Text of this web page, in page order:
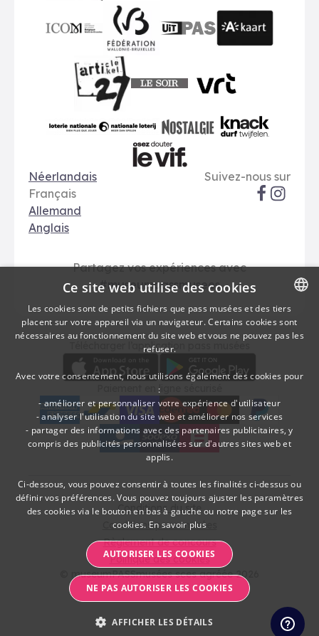
FWB
Art 27
Nostalgie
Options de langue
Néerlandais
Français
Allemand
Anglais
Réseaux
Suivez-nous sur
Partagez vos expériences avec
#museumpassmusees
Télécharger
Télécharger l’application pass musées
Moyens de
Paiement en ligne sécurisé
American Express
bancontact
visa
Edenred
mc
paypal
kbc
Sodexo Cultuurcheques
belfius
© museumPASSmusées sces agréée 2026
Conditions du site
Conditions pass musées
Règlement de concours
Politique des cookies
DUTCH
Ce site web utilise des cookies
Les cookies sont de petits fichiers que pass musées et des tiers
placent sur votre appareil via un navigateur. Certains cookies sont
nécessaires au fonctionnement du site web et vous ne pouvez pas les
refuser.
Avec votre consentement, nous utilisons également des cookies pour
:
- améliorer et personnaliser votre expérience d'utilisateur
- analyser l'utilisation du site web et améliorer nos services
- partager des informations avec des partenaires publicitaires, y
compris des publicités personnalisées sur d'autres sites web et
applis.
Ci-dessous, vous pouvez consentir à toutes les finalités ci-dessus ou
définir vos préférences. Vous pouvez toujours ajuster les paramètres
des cookies via le bouton en bas à gauche ou notre page sur les
cookies. En savoir plus
AUTORISER LES COOKIES
NE PAS AUTORISER LES COOKIES
AFFICHER LES DÉTAILS